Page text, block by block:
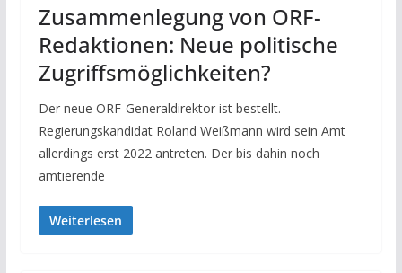
Zusammenlegung von ORF-
Redaktionen: Neue politische
Zugriffsmöglichkeiten?
Der neue ORF-Generaldirektor ist bestellt.
Regierungskandidat Roland Weißmann wird sein Amt
allerdings erst 2022 antreten. Der bis dahin noch
amtierende
Weiterlesen